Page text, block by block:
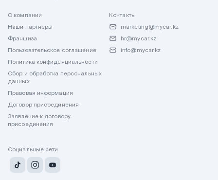
О компании
Наши партнеры
Франшиза
Пользовательское соглашение
Политика конфиденциальности
Сбор и обработка персональных
данных
Правовая информация
Договор присоединения
Заявление к договору
присоединения
Контакты
marketing@mycar.kz
hr@mycar.kz
info@mycar.kz
Социальные сети